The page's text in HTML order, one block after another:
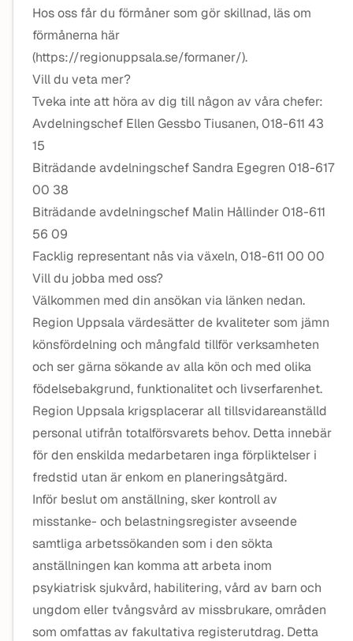
Hos oss får du förmåner som gör skillnad, läs om
förmånerna här
(https://regionuppsala.se/formaner/).
Vill du veta mer?
Tveka inte att höra av dig till någon av våra chefer:
Avdelningschef Ellen Gessbo Tiusanen, 018-611 43
15
Biträdande avdelningschef Sandra Egegren 018-617
00 38
Biträdande avdelningschef Malin Hållinder 018-611
56 09
Facklig representant nås via växeln, 018-611 00 00
Vill du jobba med oss?
Välkommen med din ansökan via länken nedan.
Region Uppsala värdesätter de kvaliteter som jämn
könsfördelning och mångfald tillför verksamheten
och ser gärna sökande av alla kön och med olika
födelsebakgrund, funktionalitet och livserfarenhet.
Region Uppsala krigsplacerar all tillsvidareanställd
personal utifrån totalförsvarets behov. Detta innebär
för den enskilda medarbetaren inga förpliktelser i
fredstid utan är enkom en planeringsåtgärd.
Inför beslut om anställning, sker kontroll av
misstanke- och belastningsregister avseende
samtliga arbetssökanden som i den sökta
anställningen kan komma att arbeta inom
psykiatrisk sjukvård, habilitering, vård av barn och
ungdom eller tvångsvård av missbrukare, områden
som omfattas av fakultativa registerutdrag. Detta